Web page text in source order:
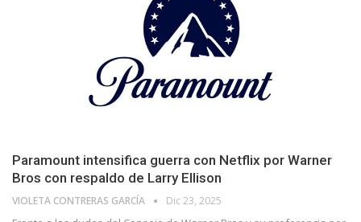
Paramount intensifica guerra con Netflix por Warner
Bros con respaldo de Larry Ellison
VIOLETA CONTRERAS GARCÍA Dic 23, 2025